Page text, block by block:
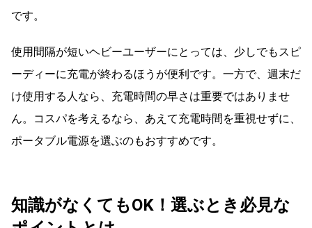
です。
使用間隔が短いヘビーユーザーにとっては、少しでもスピ
ーディーに充電が終わるほうが便利です。一方で、週末だ
け使用する人なら、充電時間の早さは重要ではありませ
ん。コスパを考えるなら、あえて充電時間を重視せずに、
ポータブル電源を選ぶのもおすすめです。
知識がなくてもOK！選ぶとき必見な